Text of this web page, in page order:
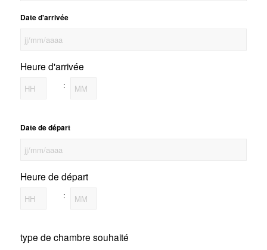
Date d'arrivée
JJ
MM
AAAA
Heure d'arrivée
:
Date de départ
JJ
MM
AAAA
Heure de départ
:
type de chambre souhaité